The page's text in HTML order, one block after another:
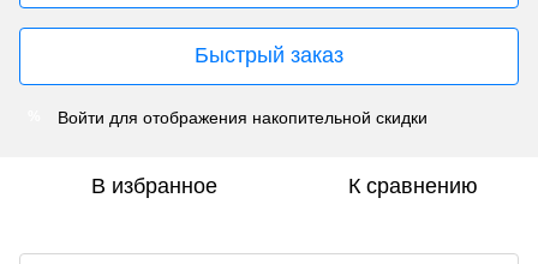
Быстрый заказ
Войти для отображения накопительной скидки
В избранное К сравнению